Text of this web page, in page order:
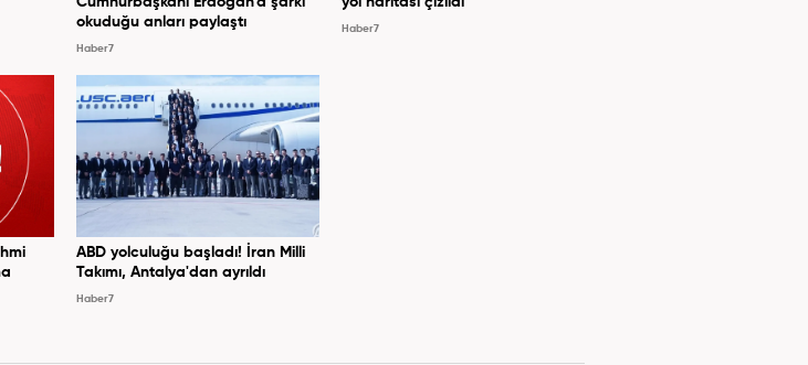
okuduğu anları paylaştı
Haber7
Haber7
ABD yolculuğu başladı! İran Milli
Takımı, Antalya'dan ayrıldı
Haber7